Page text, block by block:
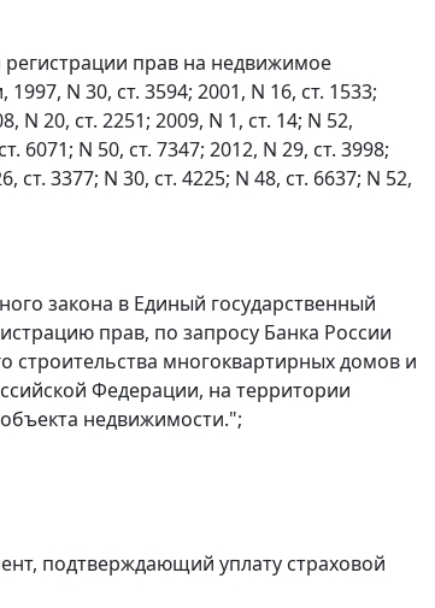
прав на недвижимое
N 30, ст. 3594; 2001, N 16, ст. 1533;
N 20, ст. 2251; 2009, N 1, ст. 14; N 52,
6071; N 50, ст. 7347; 2012, N 29, ст. 3998;
ст. 3377; N 30, ст. 4225; N 48, ст. 6637; N 52,
закона в Единый государственный
прав, по запросу Банка России
строительства многоквартирных домов и
Федерации, на территории
недвижимости.";
подтверждающий уплату страховой